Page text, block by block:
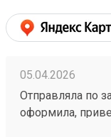
05.04.2026
Отправляла по
оформила,